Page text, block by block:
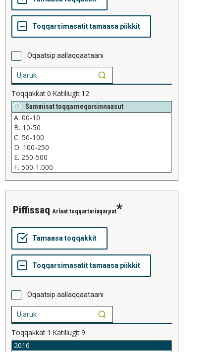
Oqaatsip aallaqqaataani
Toqqakkat0 Katillugit 12
Sammisat toqqarneqarsinnaasut
piffissaq Arlaat toqqartariaqarpat
Oqaatsip aallaqqaataani
Toqqakkat 1 Katillugit9